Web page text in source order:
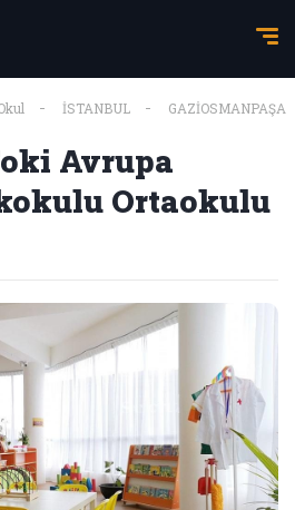
İSTANBUL GAZİOSMANPAŞA
Avrupa
Ortaokulu